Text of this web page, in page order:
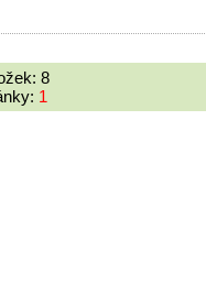
8
1